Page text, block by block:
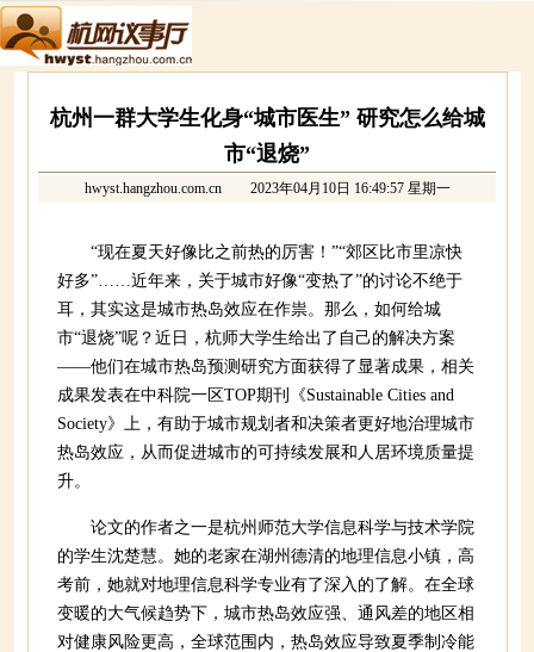
杭州一群大学生化身“城市医生” 研究怎么给城
市“退烧”
hwyst.hangzhou.com.cn2023年04月10日 16:49:57 星期一
“现在夏天好像比之前热的厉害！”“郊区比市里凉快
好多”……近年来，关于城市好像“变热了”的讨论不绝于
耳，其实这是城市热岛效应在作祟。那么，如何给城
市“退烧”呢？近日，杭师大学生给出了自己的解决方案
——他们在城市热岛预测研究方面获得了显著成果，相关
成果发表在中科院一区TOP期刊《Sustainable Cities and
Society》上，有助于城市规划者和决策者更好地治理城市
热岛效应，从而促进城市的可持续发展和人居环境质量提
升。
论文的作者之一是杭州师范大学信息科学与技术学院
的学生沈楚慧。她的老家在湖州德清的地理信息小镇，高
考前，她就对地理信息科学专业有了深入的了解。在全球
变暖的大气候趋势下，城市热岛效应强、通风差的地区相
对健康风险更高，全球范围内，热岛效应导致夏季制冷能